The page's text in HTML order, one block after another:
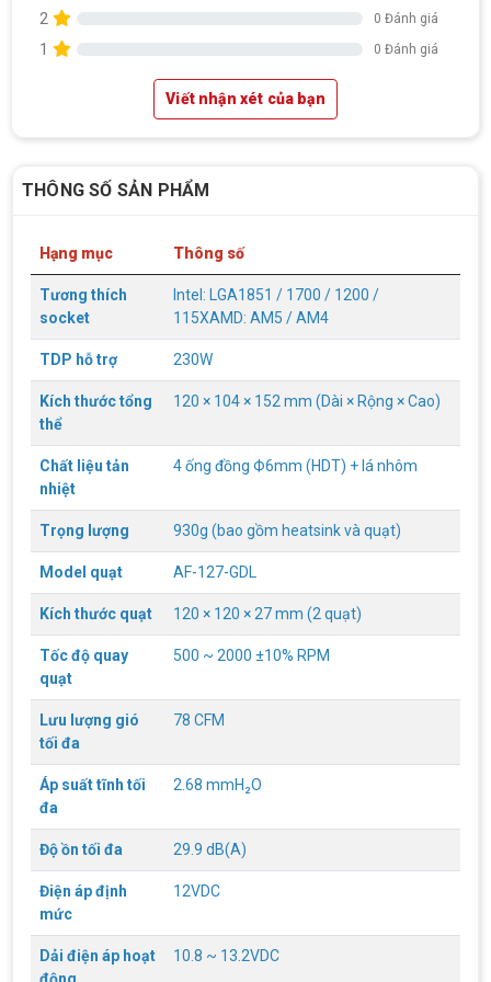
2 0 Đánh giá
1 0 Đánh giá
Viết nhận xét của bạn
THÔNG SỐ SẢN PHẨM
Hạng mục Thông số
Tương thích
socket
Intel: LGA1851 / 1700 / 1200 /
115XAMD: AM5 / AM4
TDP hỗ trợ 230W
Kích thước tổng
thể
120 × 104 × 152 mm (Dài × Rộng × Cao)
Chất liệu tản
nhiệt
4 ống đồng Ф6mm (HDT) + lá nhôm
Trọng lượng 930g (bao gồm heatsink và quạt)
Model quạt AF-127-GDL
Kích thước quạt 120 × 120 × 27 mm (2 quạt)
Tốc độ quay
quạt
500 ~ 2000 ±10% RPM
Lưu lượng gió
tối đa
78 CFM
Áp suất tĩnh tối
đa
2.68 mmH₂O
Độ ồn tối đa 29.9 dB(A)
Điện áp định
mức
12VDC
Dải điện áp hoạt
10.8 ~ 13.2VDC
với tuổi thơ của game thủ Việt vào những
năm 2000
Top 18 tựa game PC huyền thoại gắn liền với tuổi
ASRock Công Bố Series Cạc Đồ Họa AMD
Radeon™ RX 6600 XT Cung Cấp Hiệu Suất Chơi
Hình Máy Tính?